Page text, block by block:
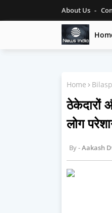
About Us
Home
ठेकेदारों
लोग
Aakash